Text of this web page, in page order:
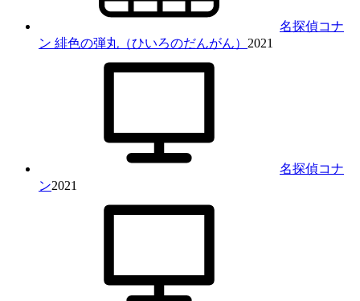
名探偵コナ
ン 緋色の弾丸（ひいろのだんがん） 2021
名探偵コナ
ン2021